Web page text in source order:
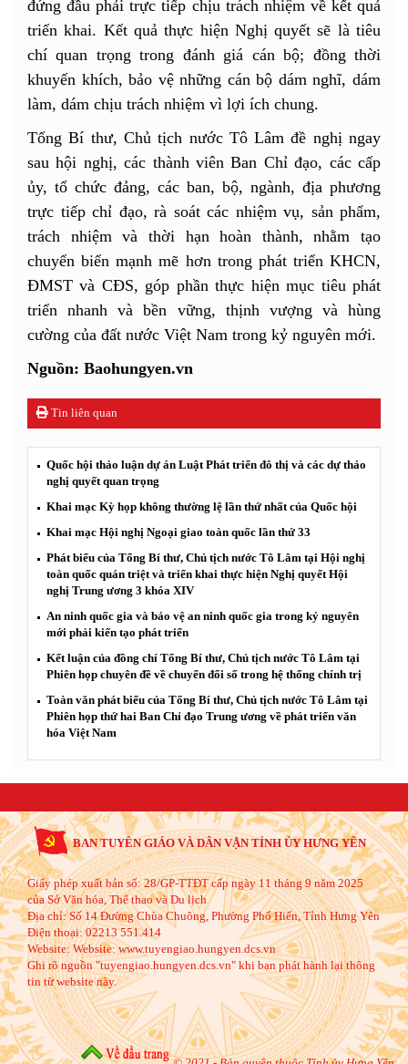
đứng đầu phải trực tiếp chịu trách nhiệm về kết quả
triển khai. Kết quả thực hiện Nghị quyết sẽ là tiêu
chí quan trọng trong đánh giá cán bộ; đồng thời
khuyến khích, bảo vệ những cán bộ dám nghĩ, dám
làm, dám chịu trách nhiệm vì lợi ích chung.
Tổng Bí thư, Chủ tịch nước Tô Lâm đề nghị ngay
sau hội nghị, các thành viên Ban Chỉ đạo, các cấp
ủy, tổ chức đảng, các ban, bộ, ngành, địa phương
trực tiếp chỉ đạo, rà soát các nhiệm vụ, sản phẩm,
trách nhiệm và thời hạn hoàn thành, nhằm tạo
chuyển biến mạnh mẽ hơn trong phát triển KHCN,
ĐMST và CĐS, góp phần thực hiện mục tiêu phát
triển nhanh và bền vững, thịnh vượng và hùng
cường của đất nước Việt Nam trong kỷ nguyên mới.
Nguồn: Baohungyen.vn
Tin liên quan
Quốc hội thảo luận dự án Luật Phát triển đô thị và các dự thảo
nghị quyết quan trọng
Khai mạc Kỳ họp không thường lệ lần thứ nhất của Quốc hội
Khai mạc Hội nghị Ngoại giao toàn quốc lần thứ 33
Phát biểu của Tổng Bí thư, Chủ tịch nước Tô Lâm tại Hội nghị
toàn quốc quán triệt và triển khai thực hiện Nghị quyết Hội
nghị Trung ương 3 khóa XIV
An ninh quốc gia và bảo vệ an ninh quốc gia trong kỷ nguyên
mới phải kiến tạo phát triển
Kết luận của đồng chí Tổng Bí thư, Chủ tịch nước Tô Lâm tại
Phiên họp chuyên đề về chuyển đổi số trong hệ thống chính trị
Toàn văn phát biểu của Tổng Bí thư, Chủ tịch nước Tô Lâm tại
Phiên họp thứ hai Ban Chỉ đạo Trung ương về phát triển văn
hóa Việt Nam
BAN TUYÊN GIÁO VÀ DÂN VẬN TỈNH ỦY HƯNG YÊN
Giấy phép xuất bản số: 28/GP-TTĐT cấp ngày 11 tháng 9 năm 2025
của Sở Văn hóa, Thể thao và Du lịch
Địa chỉ:Số 14 Đường Chùa Chuông, Phường Phố Hiến, Tỉnh Hưng Yên
Điện thoại:02213 551.414
Website:Website: www.tuyengiao.hungyen.dcs.vn
Ghi rõ nguồn "tuyengiao.hungyen.dcs.vn" khi bạn phát hành lại thông
tin từ website này.